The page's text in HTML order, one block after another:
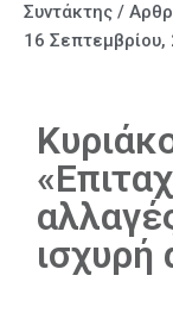
Συντάκτης /
16 Σεπτεμβρίου,
ισχυρή